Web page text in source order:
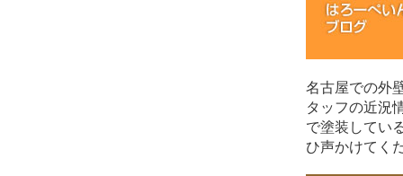
名古屋での外
タッフの近況
で塗装してい
ひ声かけてく